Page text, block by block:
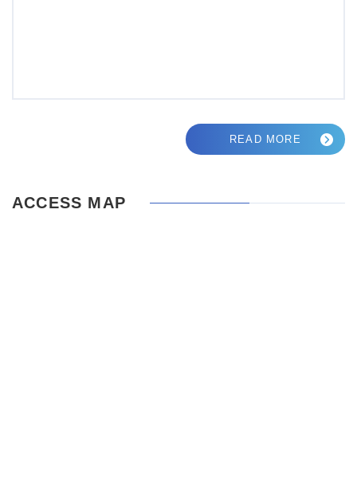
READ MORE
ACCESS MAP